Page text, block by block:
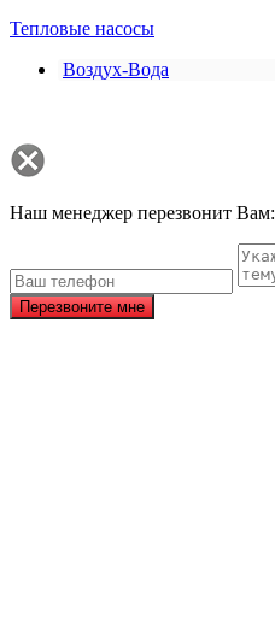
Тепловые насосы
Воздух-Вода
Наш менеджер перезвонит Вам:
Перезвоните мне